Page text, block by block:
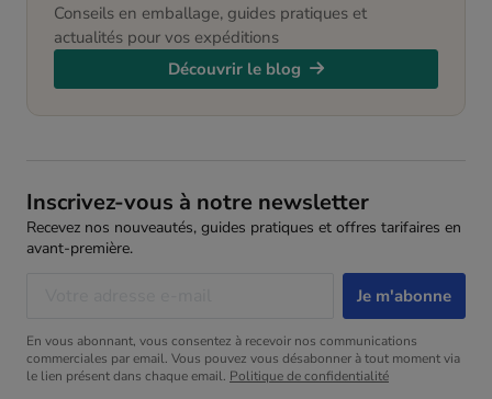
Conseils en emballage, guides pratiques et
actualités pour vos expéditions
Découvrir le blog
Inscrivez-vous à notre newsletter
Recevez nos nouveautés, guides pratiques et offres tarifaires en
avant-première.
En vous abonnant, vous consentez à recevoir nos communications
commerciales par email. Vous pouvez vous désabonner à tout moment via
le lien présent dans chaque email. Politique de confidentialité